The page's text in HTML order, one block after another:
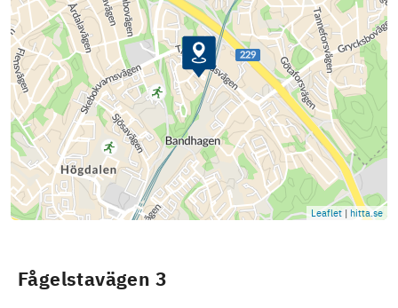
Leaflet | hitta.se
Fågelstavägen 3